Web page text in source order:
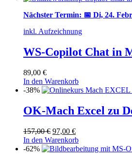
Nächster Termin: 📅 Di, 24.
inkl. Aufzeichnung
WS-Copilot Chat in
89,00 €
In den Warenkorb
-38%
OK-Mach Excel zu
157,00€ Ursprünglicher
Preis
war:
97,00 €Aktueller
Preis
ist:
In den Warenkorb
-62%